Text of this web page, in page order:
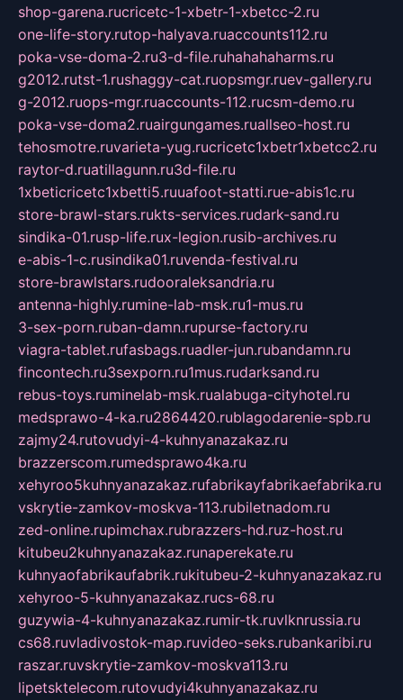
shop-garena.rucricetc-1-xbetr-1-xbetcc-2.ru
one-life-story.rutop-halyava.ruaccounts112.ru
poka-vse-doma-2.ru3-d-file.ruhahahaharms.ru
g2012.rutst-1.rushaggy-cat.ruopsmgr.ruev-gallery.ru
g-2012.ruops-mgr.ruaccounts-112.rucsm-demo.ru
poka-vse-doma2.ruairgungames.ruallseo-host.ru
tehosmotre.ruvarieta-yug.rucricetc1xbetr1xbetcc2.ru
raytor-d.ruatillagunn.ru3d-file.ru
1xbeticricetc1xbetti5.ruuafoot-statti.rue-abis1c.ru
store-brawl-stars.rukts-services.rudark-sand.ru
sindika-01.rusp-life.rux-legion.rusib-archives.ru
e-abis-1-c.rusindika01.ruvenda-festival.ru
store-brawlstars.rudooraleksandria.ru
antenna-highly.rumine-lab-msk.ru1-mus.ru
3-sex-porn.ruban-damn.rupurse-factory.ru
viagra-tablet.rufasbags.ruadler-jun.rubandamn.ru
fincontech.ru3sexporn.ru1mus.rudarksand.ru
rebus-toys.ruminelab-msk.rualabuga-cityhotel.ru
medsprawo-4-ka.ru2864420.rublagodarenie-spb.ru
zajmy24.rutovudyi-4-kuhnyanazakaz.ru
brazzerscom.rumedsprawo4ka.ru
xehyroo5kuhnyanazakaz.rufabrikayfabrikaefabrika.ru
vskrytie-zamkov-moskva-113.rubiletnadom.ru
zed-online.rupimchax.rubrazzers-hd.ruz-host.ru
kitubeu2kuhnyanazakaz.runaperekate.ru
kuhnyaofabrikaufabrik.rukitubeu-2-kuhnyanazakaz.ru
xehyroo-5-kuhnyanazakaz.rucs-68.ru
guzywia-4-kuhnyanazakaz.rumir-tk.ruvlknrussia.ru
cs68.ruvladivostok-map.ruvideo-seks.rubankaribi.ru
raszar.ruvskrytie-zamkov-moskva113.ru
lipetsktelecom.rutovudyi4kuhnyanazakaz.ru